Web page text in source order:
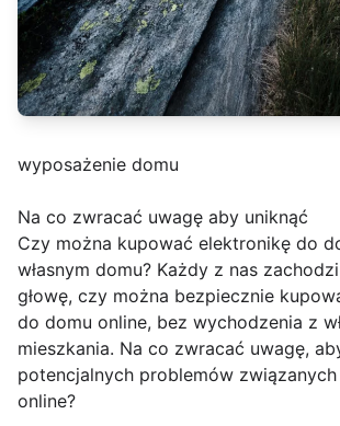
wyposażenie domu
Na co zwracać uwagę aby uniknąć
Czy można kupować elektronikę do
własnym domu? Każdy z nas
głowę, czy można bezpiecznie
do domu online, bez wychodzenia z
mieszkania. Na co zwracać uwagę,
potencjalnych problemów
online?